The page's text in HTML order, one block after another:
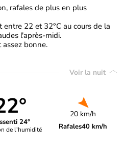
rafales de plus en plus
22 et 32°C au cours de la
l'après-midi.
bonne.
Voir la nuit
24°
de l'humidité
20 km/h
Rafales40 km/h